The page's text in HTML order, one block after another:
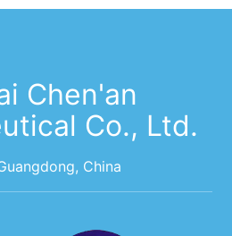
Chen'an
Co., Ltd.
China